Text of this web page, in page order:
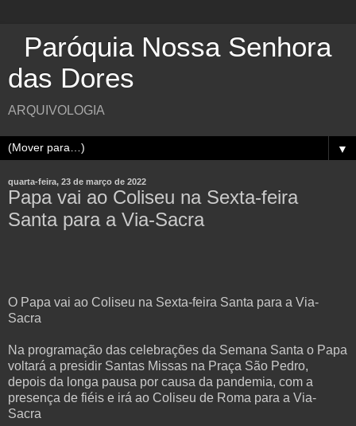
Paróquia Nossa Senhora
das Dores
ARQUIVOLOGIA
▼
quarta-feira, 23 de março de 2022
Papa vai ao Coliseu na Sexta-feira
Santa para a Via-Sacra
O Papa vai ao Coliseu na Sexta-feira Santa para a Via-
Sacra
Na programação das celebrações da Semana Santa o Papa
voltará a presidir Santas Missas na Praça São Pedro,
depois da longa pausa por causa da pandemia, com a
presença de fiéis e irá ao Coliseu de Roma para a Via-
Sacra